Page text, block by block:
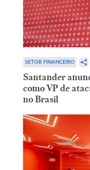
SETOR FINANCEIRO
Santander
como VP de
no Brasil